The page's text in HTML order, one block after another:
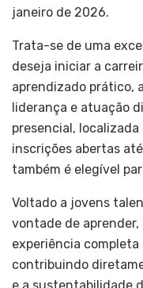
janeiro de 2026.
Trata-se de uma
deseja iniciar a
aprendizado prático,
liderança e atuação
presencial, localizada
inscrições abertas até
também é elegível
Voltado a jovens
vontade de
experiência completa
contribuindo